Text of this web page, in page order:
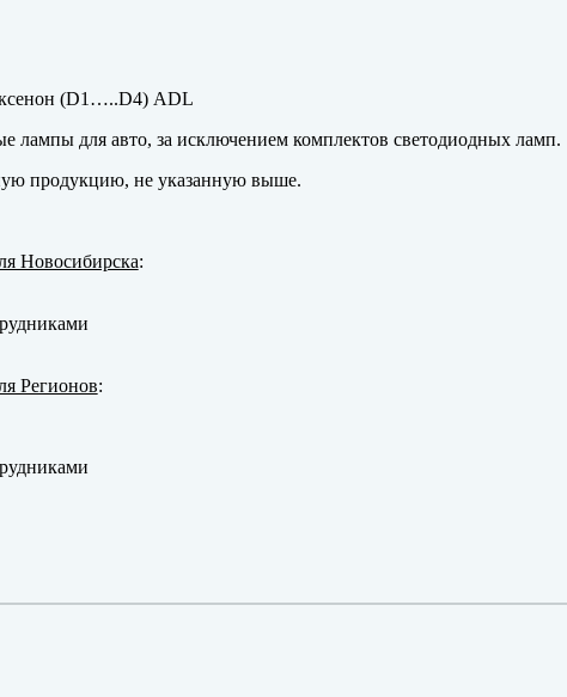
ксенон (D1…..D4) ADL
лампы для авто, за исключением комплектов светодиодных ламп.
продукцию, не указанную выше.
Новосибирска:
Регионов: